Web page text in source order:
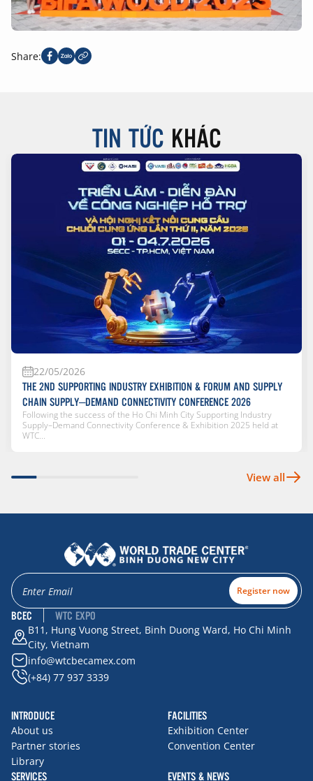
Share:
TIN TỨC KHÁC
22/05/2026
THE 2ND SUPPORTING INDUSTRY EXHIBITION & FORUM AND SUPPLY
CHAIN SUPPLY–DEMAND CONNECTIVITY CONFERENCE 2026
Following the success of the Ho Chi Minh City Supporting Industry
Supply–Demand Connectivity Conference & Exhibition 2025 held at
WTC...
View all
Register now
BCEC WTC EXPO
B11, Hung Vuong Street, Binh Duong Ward, Ho Chi Minh
City, Vietnam
info@wtcbecamex.com
(+84) 77 937 3339
INTRODUCE
About us
Partner stories
Library
FACILITIES
Exhibition Center
Convention Center
SERVICES EVENTS & NEWS